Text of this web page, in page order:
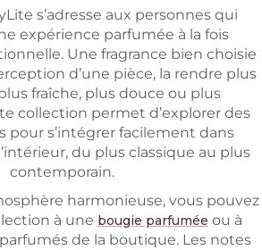
s’adresse aux personnes qui
expérience parfumée à la fois
Une fragrance bien choisie
d’une pièce, la rendre plus
fraîche, plus douce ou plus
collection permet d’explorer des
pour s’intégrer facilement dans
du plus classique au plus
contemporain.
harmonieuse, vous pouvez
à une bougie parfumée ou à
de la boutique. Les notes